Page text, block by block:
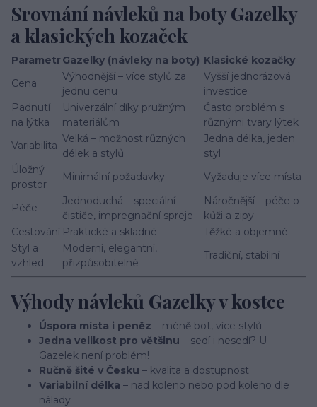
Srovnání návleků na boty Gazelky
a klasických kozaček
ParametrGazelky (návleky na boty) Klasické kozačky
Cena
Výhodnější – více stylů za
jednu cenu
Vyšší jednorázová
investice
Padnutí
na lýtka
Univerzální díky pružným
materiálům
Často problém s
různými tvary lýtek
Variabilita
Velká – možnost různých
délek a stylů
Jedna délka, jeden
styl
Úložný
prostor
Minimální požadavky Vyžaduje více místa
Péče
Jednoduchá – speciální
čističe, impregnační spreje
Náročnější – péče o
kůži a zipy
Cestování Praktické a skladné
Těžké a objemné
Styl a
vzhled
Moderní, elegantní,
přizpůsobitelné
Tradiční, stabilní
Výhody návleků Gazelky v kostce
Úspora místa i peněz – méně bot, více stylů
Jedna velikost pro většinu – sedí i nesedí? U
Gazelek není problém!
Ručně šité v Česku – kvalita a dostupnost
Variabilní délka – nad koleno nebo pod koleno dle
nálady